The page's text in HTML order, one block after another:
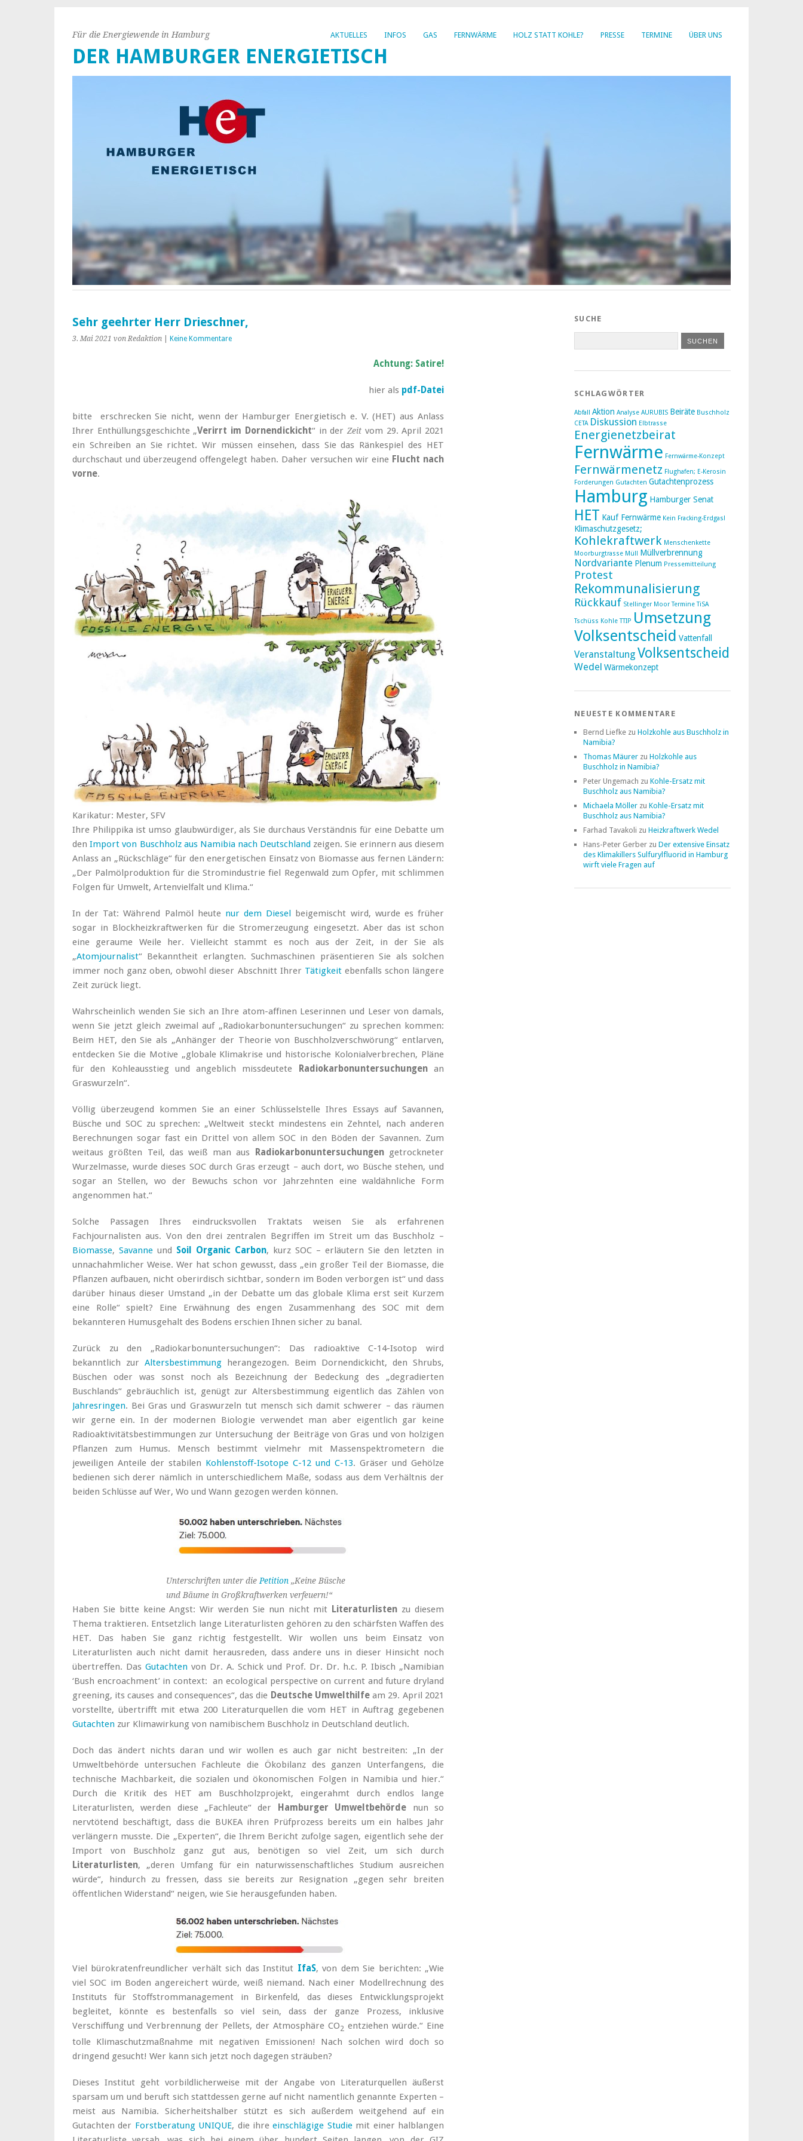
AKTUELLES INFOS GAS FERNWÄRME HOLZ STATT KOHLE? PRESSE TERMINE ÜBER UNS
DER HAMBURGER ENERGIETISCH
Für die Energiewende in Hamburg
Sehr geehrter Herr Drieschner,
3. Mai 2021 von Redaktion Keine Kommentare
Achtung: Satire!
hier als pdf-Datei
bitte erschrecken Sie nicht, wenn der Hamburger Energietisch e. V. (HET) aus Anlass
Ihrer Enthüllungsgeschichte „Verirrt im Dornendickicht“ in derZeit vom 29. April 2021
ein Schreiben an Sie richtet. Wir müssen einsehen, dass Sie das Ränkespiel des HET
durchschaut und überzeugend offengelegt haben. Daher versuchen wir eine Flucht nach
vorne.
Karikatur: Mester, SFV
Ihre Philippika ist umso glaubwürdiger, als Sie durchaus Verständnis für eine Debatte um
denImport von Buschholz aus Namibia nach Deutschland zeigen. Sie erinnern aus diesem
Anlass an „Rückschläge“ für den energetischen Einsatz von Biomasse aus fernen Ländern:
„Der Palmölproduktion für die Stromindustrie fiel Regenwald zum Opfer, mit schlimmen
Folgen für Umwelt, Artenvielfalt und Klima.“
In der Tat: Während Palmöl heute nur dem Diesel beigemischt wird, wurde es früher
sogar in Blockheizkraftwerken für die Stromerzeugung eingesetzt. Aber das ist schon
eine geraume Weile her. Vielleicht stammt es noch aus der Zeit, in der Sie als
„Atomjournalist“ Bekanntheit erlangten. Suchmaschinen präsentieren Sie als solchen
immer noch ganz oben, obwohl dieser Abschnitt Ihrer Tätigkeitebenfalls schon längere
Zeit zurück liegt.
Wahrscheinlich wenden Sie sich an Ihre atom-affinen Leserinnen und Leser von damals,
wenn Sie jetzt gleich zweimal auf „Radiokarbonuntersuchungen“ zu sprechen kommen:
Beim HET, den Sie als „Anhänger der Theorie von Buschholzverschwörung“ entlarven,
entdecken Sie die Motive „globale Klimakrise und historische Kolonialverbrechen, Pläne
für den Kohleausstieg und angeblich missdeutete
Radiokarbonuntersuchungenan
Graswurzeln“.
Völlig überzeugend kommen Sie an einer Schlüsselstelle Ihres Essays auf Savannen,
Büsche und SOC zu sprechen: „Weltweit steckt mindestens ein Zehntel, nach anderen
Berechnungen sogar fast ein Drittel von allem SOC in den Böden der Savannen. Zum
weitaus größten Teil, das weiß man aus
Radiokarbonuntersuchungengetrockneter
Wurzelmasse, wurde dieses SOC durch Gras erzeugt – auch dort, wo Büsche stehen, und
sogar an Stellen, wo der Bewuchs schon vor Jahrzehnten eine waldähnliche Form
angenommen hat.“
Solche Passagen Ihres eindrucksvollen Traktats weisen Sie als erfahrenen
Fachjournalisten aus. Von den drei zentralen Begriffen im Streit um das Buschholz –
Biomasse, Savanne und Soil Organic Carbon, kurz SOC – erläutern Sie den letzten in
unnachahmlicher Weise. Wer hat schon gewusst, dass „ein großer Teil der Biomasse, die
Pflanzen aufbauen, nicht oberirdisch sichtbar, sondern im Boden verborgen ist“ und dass
darüber hinaus dieser Umstand „in der Debatte um das globale Klima erst seit Kurzem
eine Rolle“ spielt? Eine Erwähnung des engen Zusammenhang des SOC mit dem
bekannteren Humusgehalt des Bodens erschien Ihnen sicher zu banal.
Zurück zu den „Radiokarbonuntersuchungen“: Das radioaktive C-14-Isotop wird
bekanntlich zur Altersbestimmung herangezogen. Beim Dornendickicht, den Shrubs,
Büschen oder was sonst noch als Bezeichnung der Bedeckung des „degradierten
Buschlands“ gebräuchlich ist, genügt zur Altersbestimmung eigentlich das Zählen von
Jahresringen. Bei Gras und Graswurzeln tut mensch sich damit schwerer – das räumen
wir gerne ein. In der modernen Biologie verwendet man aber eigentlich gar keine
Radioaktivitätsbestimmungen zur Untersuchung der Beiträge von Gras und von holzigen
Pflanzen zum Humus. Mensch bestimmt vielmehr mit Massenspektrometern die
jeweiligen Anteile der stabilen Kohlenstoff-Isotope C-12 und C-13. Gräser und Gehölze
bedienen sich derer nämlich in unterschiedlichem Maße, sodass aus dem Verhältnis der
beiden Schlüsse auf Wer, Wo und Wann gezogen werden können.
Unterschriften unter die Petition„Keine Büsche
und Bäume in Großkraftwerken verfeuern!“
Haben Sie bitte keine Angst: Wir werden Sie nun nicht mit Literaturlisten zu diesem
Thema traktieren. Entsetzlich lange Literaturlisten gehören zu den schärfsten Waffen des
HET. Das haben Sie ganz richtig festgestellt. Wir wollen uns beim Einsatz von
Literaturlisten auch nicht damit herausreden, dass andere uns in dieser Hinsicht noch
übertreffen. Das Gutachten von Dr. A. Schick und Prof. Dr. Dr. h.c. P. Ibisch „Namibian
‘Bush encroachment’ in context: an ecological perspective on current and future dryland
greening, its causes and consequences“, das die Deutsche Umwelthilfeam 29. April 2021
vorstellte, übertrifft mit etwa 200 Literaturquellen die vom HET in Auftrag gegebenen
Gutachten zur Klimawirkung von namibischem Buschholz in Deutschland deutlich.
Doch das ändert nichts daran und wir wollen es auch gar nicht bestreiten: „In der
Umweltbehörde untersuchen Fachleute die Ökobilanz des ganzen Unterfangens, die
technische Machbarkeit, die sozialen und ökonomischen Folgen in Namibia und hier.“
Durch die Kritik des HET am Buschholzprojekt, eingerahmt durch endlos lange
Literaturlisten, werden diese „Fachleute“ der
Hamburger Umweltbehörde nun so
nervtötend beschäftigt, dass die BUKEA ihren Prüfprozess bereits um ein halbes Jahr
verlängern musste. Die „Experten“, die Ihrem Bericht zufolge sagen, eigentlich sehe der
Import von Buschholz ganz gut aus, benötigen so viel Zeit, um sich durch
Literaturlisten, „deren Umfang für ein naturwissenschaftliches Studium ausreichen
würde“, hindurch zu fressen, dass sie bereits zur Resignation „gegen sehr breiten
öffentlichen Widerstand“ neigen, wie Sie herausgefunden haben.
Viel bürokratenfreundlicher verhält sich das Institut IfaS, von dem Sie berichten: „Wie
viel SOC im Boden angereichert würde, weiß niemand. Nach einer Modellrechnung des
Instituts für Stoffstrommanagement in Birkenfeld, das dieses Entwicklungsprojekt
begleitet, könnte es bestenfalls so viel sein, dass der ganze Prozess, inklusive
Verschiffung und Verbrennung der Pellets, der Atmosphäre CO2 entziehen würde.“ Eine
tolle Klimaschutzmaßnahme mit negativen Emissionen! Nach solchen wird doch so
dringend gesucht! Wer kann sich jetzt noch dagegen sträuben?
Dieses Institut geht vorbildlicherweise mit der Angabe von Literaturquellen äußerst
sparsam um und beruft sich stattdessen gerne auf nicht namentlich genannte Experten –
meist aus Namibia. Sicherheitshalber stützt es sich außerdem weitgehend auf ein
Gutachten der Forstberatung UNIQUE, die ihreeinschlägige Studiemit einer halblangen
SUCHE
SCHLAGWÖRTER
Abfall Aktion Analyse AURUBIS Beiräte Buschholz
CETA Diskussion Elbtrasse
Energienetzbeirat
Fernwärme Fernwärme-Konzept
Fernwärmenetz Flughafen; E-Kerosin
Forderungen Gutachten Gutachtenprozess
Hamburg Hamburger Senat
HET Kauf Fernwärme Kein Fracking-Erdgas!
Klimaschutzgesetz;
Kohlekraftwerk Menschenkette
Moorburgtrasse Müll Müllverbrennung
Nordvariante Plenum Pressemitteilung
Protest
Rekommunalisierung
Rückkauf Stellinger Moor Termine TiSA
Tschüss Kohle TTIP Umsetzung
Volksentscheid Vattenfall
Veranstaltung Volksentscheid
Wedel Wärmekonzept
NEUESTE KOMMENTARE
Bernd Liefke zu Holzkohle aus Buschholz in
Namibia?
Thomas Mäurer zu Holzkohle aus
Buschholz in Namibia?
Peter Ungemach zu Kohle-Ersatz mit
Buschholz aus Namibia?
Michaela Möller zu Kohle-Ersatz mit
Buschholz aus Namibia?
Farhad Tavakoli zu Heizkraftwerk Wedel
Hans-Peter Gerber zu Der extensive Einsatz
des Klimakillers Sulfurylfluorid in Hamburg
wirft viele Fragen auf